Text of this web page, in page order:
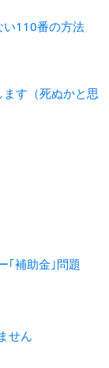
い110番の方法
す（死ぬかと思
｢補助金｣問題
せん